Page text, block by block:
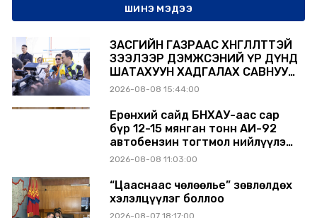
ШИНЭ МЭДЭЭ
ЗАСГИЙН ГАЗРААС ХӨНГӨЛӨЛТТЭЙ
ЗЭЭЛЭЭР ДЭМЖСЭНИЙ ҮР ДҮНД
ШАТАХУУН ХАДГАЛАХ САВНУУД
ЭХНЭЭСЭЭ АШИГЛАЛТАД ОРЖ
2026-08-08 15:44:00
Ерөнхий сайд БНХАУ-аас сар
бүр 12-15 мянган тонн АИ-92
автобензин тогтмол нийлүүлэх
хүсэлт тавилаа
2026-08-08 11:03:00
“Цааснаас чөлөөлье” зөвлөлдөх
хэлэлцүүлэг боллоо